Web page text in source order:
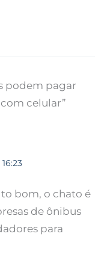
podem pagar
celular”
bom, o chato é
de ônibus
para